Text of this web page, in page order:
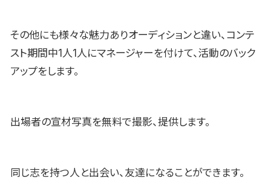
その他にも様々な魅力ありオーディションと違い、コンテ
スト期間中1人1人にマネージャーを付けて、活動のバック
アップをします。
出場者の宣材写真を無料で撮影、提供します。
同じ志を持つ人と出会い、友達になることができます。